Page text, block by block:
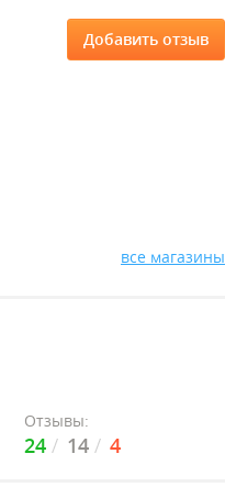
все магазины
Отзывы:
24 14 4